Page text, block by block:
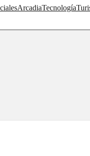
ArcadiaTecnología